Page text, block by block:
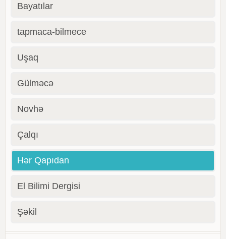
Bayatılar
tapmaca-bilmece
Uşaq
Gülməcə
Novhə
Çalqı
Hər Qapıdan
El Bilimi Dergisi
Şəkil